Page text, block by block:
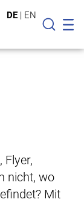
DE | EN
Suche
Flyer,
nicht, wo
Mit